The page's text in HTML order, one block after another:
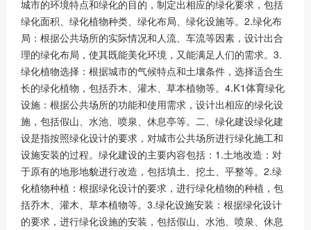
城市的环境特点和绿化的目的，制定出相应的绿化要求，包括
绿化面积、绿化植物种类、绿化布局、绿化设施等。2.绿化布
局：根据公共场所的实际情况和人流、车流等因素，设计出合
理的绿化布局，使其既能美化环境，又能满足人们的需求。3.
绿化植物选择：根据城市的气候特点和土壤条件，选择适合生
长的绿化植物，包括乔木、灌木、草本植物等。4.K1体育绿化
设施：根据公共场所的功能和使用需求，设计出相应的绿化设
施，包括假山、水池、喷泉、休息亭等。二、绿化建设绿化建
设是指按照绿化设计的要求，对城市公共场所进行绿化施工和
设施安装的过程。绿化建设的主要内容包括：1.土地改造：对
于原有的地形地貌进行改造，包括填土、挖土、平整等。2.绿
化植物种植：根据绿化设计的要求，进行绿化植物的种植，包
括乔木、灌木、草本植物等。3.绿化设施安装：根据绿化设计
的要求，进行绿化设施的安装，包括假山、水池、喷泉、休息